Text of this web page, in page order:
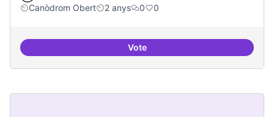
Canòdrom Obert
2 anys 0 0
VoteVideojocs alternatius